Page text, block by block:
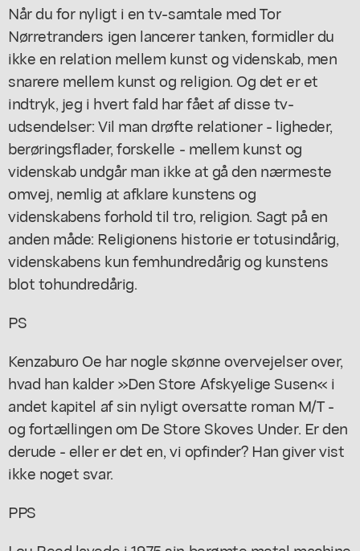
Når du for nyligt i en tv-samtale med Tor
Nørretranders igen lancerer tanken, formidler du
ikke en relation mellem kunst og videnskab, men
snarere mellem kunst og religion. Og det er et
indtryk, jeg i hvert fald har fået af disse tv-
udsendelser: Vil man drøfte relationer - ligheder,
berøringsflader, forskelle - mellem kunst og
videnskab undgår man ikke at gå den nærmeste
omvej, nemlig at afklare kunstens og
videnskabens forhold til tro, religion. Sagt på en
anden måde: Religionens historie er totusindårig,
videnskabens kun femhundredårig og kunstens
blot tohundredårig.
PS
Kenzaburo Oe har nogle skønne overvejelser over,
hvad han kalder »Den Store Afskyelige Susen« i
andet kapitel af sin nyligt oversatte roman M/T -
og fortællingen om De Store Skoves Under. Er den
derude - eller er det en, vi opfinder? Han giver vist
ikke noget svar.
PPS